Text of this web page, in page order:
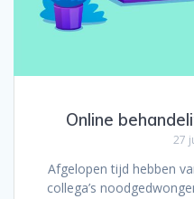
Online
27
Afgelopen tijd hebben
collega’s